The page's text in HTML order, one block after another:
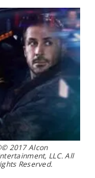
2017 Alcon
LLC. All
Reserved.